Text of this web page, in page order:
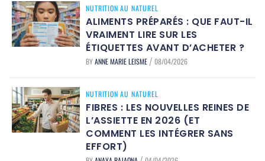
NUTRITION AU NATUREL
ALIMENTS PRÉPARÉS : QUE FAUT-IL
VRAIMENT LIRE SUR LES
ÉTIQUETTES AVANT D’ACHETER ?
BYANNE MARIE LEISME / 08/04/2026
NUTRITION AU NATUREL
FIBRES : LES NOUVELLES REINES DE
L’ASSIETTE EN 2026 (ET
COMMENT LES INTÉGRER SANS
EFFORT)